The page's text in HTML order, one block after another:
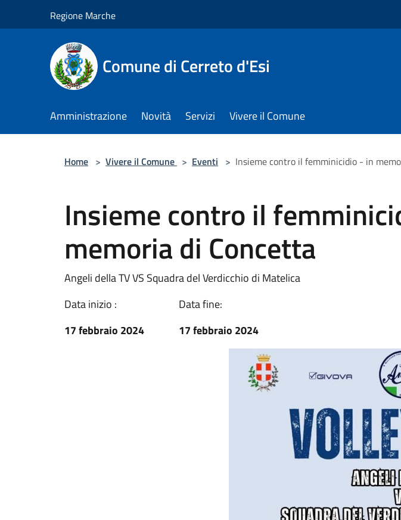
Regione Marche
Comune di Cerreto d'Esi
Amministrazione Novità Servizi Vivere il Comune
Home > Vivere il Comune > Eventi > Insieme contro il femminicidio - in
Insieme contro il
memoria di Concetta
Angeli della TV VS Squadra del Verdicchio di Matelica
Data inizio :
17 febbraio 2024
Data fine:
17 febbraio 2024